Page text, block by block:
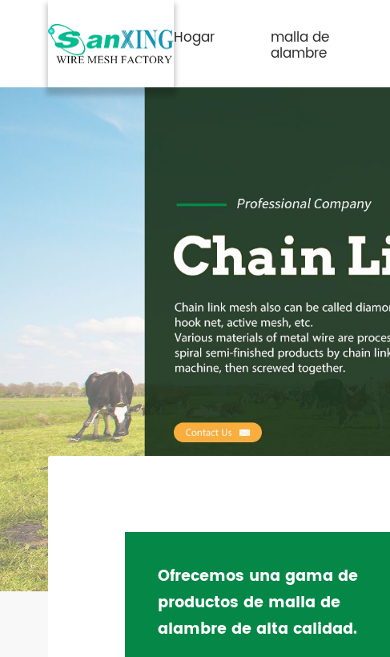
Hogar malla de
alambre
Ofrecemos una gama de
productos de malla de
alambre de alta calidad.